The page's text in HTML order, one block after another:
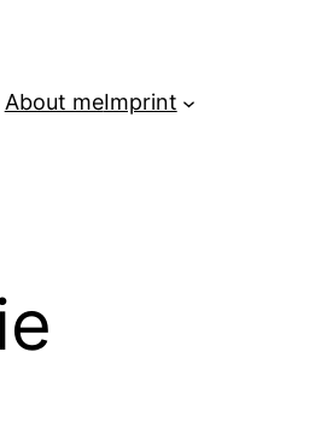
About meImprint